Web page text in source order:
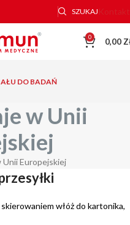
SZUKAJ Kontakt
0 0,00
DO BADAŃ
w Unii
Unii Europejskiej
włóż do kartonika,